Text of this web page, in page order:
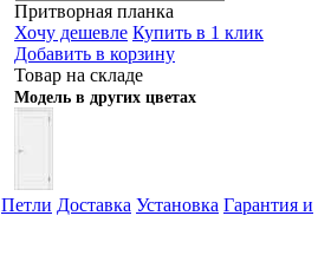
Притворная планка
Хочу дешевле Купить в 1 клик
Добавить в корзину
Товар на складе
Модель в других цветах
Петли Доставка Установка Гарантия и